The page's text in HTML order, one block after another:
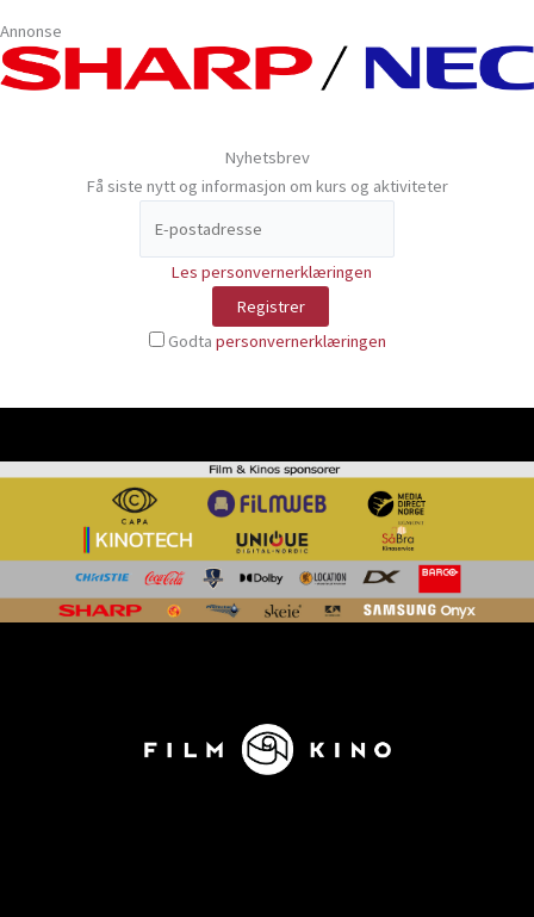
Annonse
Nyhetsbrev
Få siste nytt og informasjon om kurs og aktiviteter
Les personvernerklæringen
Godta personvernerklæringen